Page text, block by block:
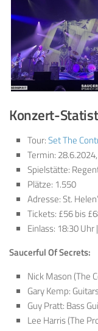
Konzert-
Tour:Set The
Termin:
Spielstätte:
Plätze: 1.550
Adresse: St.
Tickets: £56 bis
Einlass: 18:30
Saucerful Of Secrets:
Nick Mason (The
Gary Kemp:
Guy Pratt: Bass
Lee Harris (The